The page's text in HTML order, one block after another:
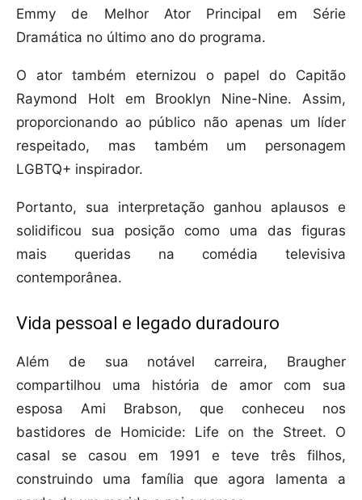
Emmy de Melhor Ator Principal em Série
Dramática no último ano do programa.
O ator também eternizou o papel do Capitão
Raymond Holt em Brooklyn Nine-Nine. Assim,
proporcionando ao público não apenas um líder
respeitado, mas também um personagem
LGBTQ+ inspirador.
Portanto, sua interpretação ganhou aplausos e
solidificou sua posição como uma das figuras
mais queridas na comédia televisiva
contemporânea.
Vida pessoal e legado duradouro
Além de sua notável carreira, Braugher
compartilhou uma história de amor com sua
esposa Ami Brabson, que conheceu nos
bastidores de Homicide: Life on the Street. O
casal se casou em 1991 e teve três filhos,
construindo uma família que agora lamenta a